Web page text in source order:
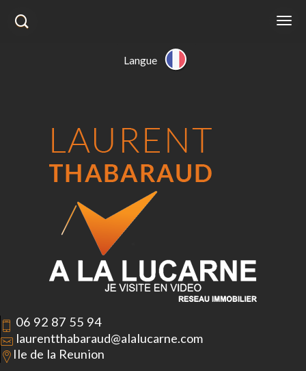
Langue
06 92 87 55 94
laurentthabaraud@alalucarne.com
Ile de la Reunion